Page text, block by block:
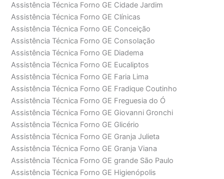
Assistência Técnica Forno GE Cidade Jardim
Assistência Técnica Forno GE Clínicas
Assistência Técnica Forno GE Conceição
Assistência Técnica Forno GE Consolação
Assistência Técnica Forno GE Diadema
Assistência Técnica Forno GE Eucaliptos
Assistência Técnica Forno GE Faria Lima
Assistência Técnica Forno GE Fradique Coutinho
Assistência Técnica Forno GE Freguesia do Ó
Assistência Técnica Forno GE Giovanni Gronchi
Assistência Técnica Forno GE Glicério
Assistência Técnica Forno GE Granja Julieta
Assistência Técnica Forno GE Granja Viana
Assistência Técnica Forno GE grande São Paulo
Assistência Técnica Forno GE Higienópolis